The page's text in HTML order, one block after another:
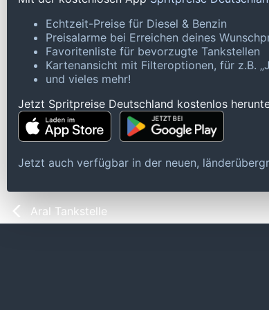
Echtzeit-Preise für Diesel & Benzin
Preisalarme bei Erreichen deines
Favoritenliste für bevorzugte Tankstellen
Kartenansicht mit Filteroptionen, für z.B.
und vieles mehr!
Jetzt Spritpreise Deutschland kostenlos
Jetzt auch verfügbar in der neuen,
Aral Tankstelle